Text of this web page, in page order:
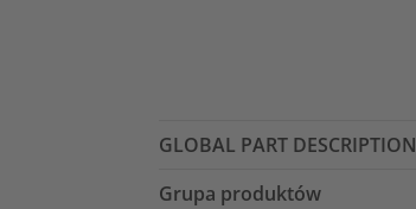
GLOBAL PART DESCRIPTION
Grupa produktów